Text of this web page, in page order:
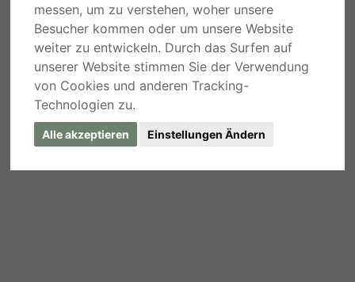
messen, um zu verstehen, woher unsere
Besucher kommen oder um unsere Website
weiter zu entwickeln. Durch das Surfen auf
unserer Website stimmen Sie der Verwendung
von Cookies und anderen Tracking-
Technologien zu.
Alle akzeptieren Einstellungen Ändern